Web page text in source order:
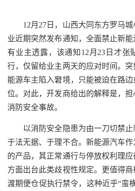
12月27日，山西大同东方罗马城
业近期突然发布通知，全面禁止新能
有业主透露，该通知12月23日才张
行，仅留给业主两天的应对时间。
能源车主陷入窘境，只能被迫在路
位。对此，开发商给出的解释是，
消防安全事故。
以消防安全隐患为由一刀切禁止
于法无据、于理不合。新能源汽车
的产品，其正常通行与停放权利理
方面出台此类歧视性规定。更值得
渡期便仓促执行禁令，这种近乎“蛮